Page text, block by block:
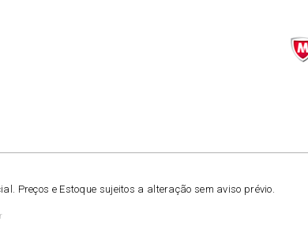
Preços e Estoque sujeitos a alteração sem aviso prévio.